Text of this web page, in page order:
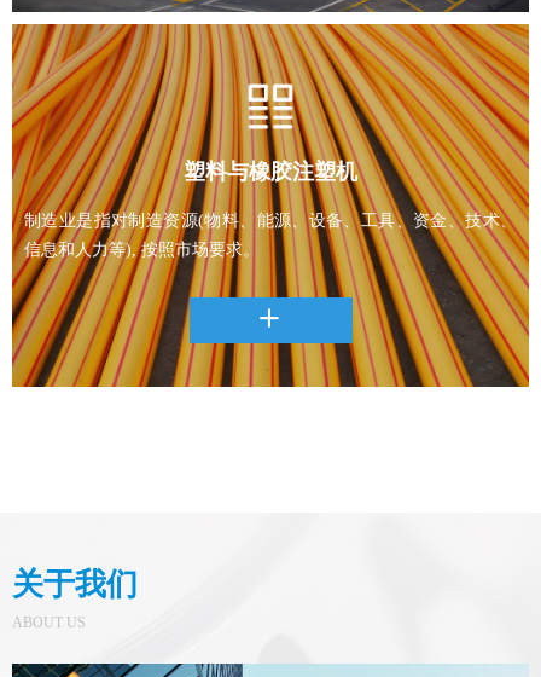
关于我们
ABOUT US
制造业是指对制造资源(物料、能源、设备、工具、资金、技术、
信息和人力等), 按照市场要求。
塑料与橡胶注塑机
ꄶ